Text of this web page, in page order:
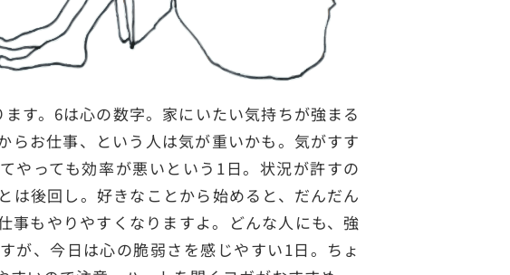
す。6は心の数字。家にいたい気持ちが強まる
らお仕事、という人は気が重いかも。気がすす
やっても効率が悪いという1日。状況が許すの
は後回し。好きなことから始めると、だんだん
事もやりやすくなりますよ。どんな人にも、強
が、今日は心の脆弱さを感じやすい1日。ちょ